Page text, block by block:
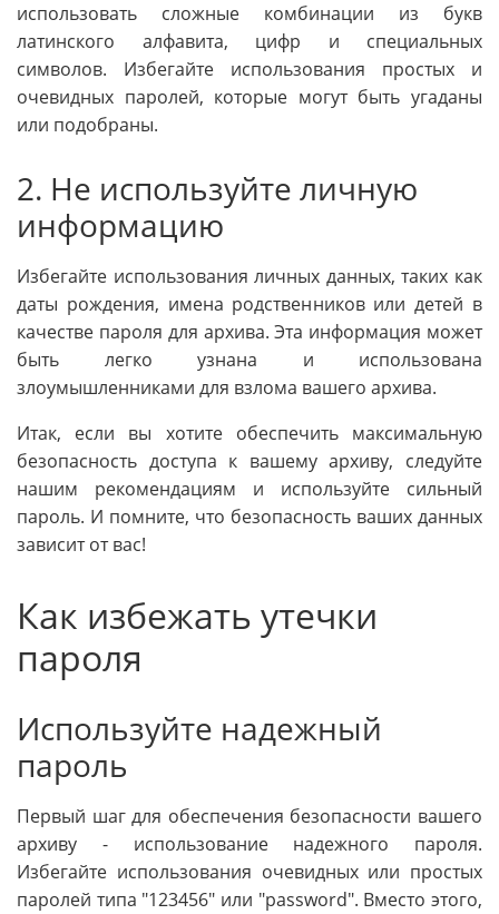
использовать сложные комбинации из букв
латинского алфавита, цифр и специальных
символов. Избегайте использования простых и
очевидных паролей, которые могут быть угаданы
или подобраны.
2. Не используйте личную
информацию
Избегайте использования личных данных, таких как
даты рождения, имена родственников или детей в
качестве пароля для архива. Эта информация может
быть легко узнана и использована
злоумышленниками для взлома вашего архива.
Итак, если вы хотите обеспечить максимальную
безопасность доступа к вашему архиву, следуйте
нашим рекомендациям и используйте сильный
пароль. И помните, что безопасность ваших данных
зависит от вас!
Как избежать утечки
пароля
Используйте надежный
пароль
Первый шаг для обеспечения безопасности вашего
архиву - использование надежного пароля.
Избегайте использования очевидных или простых
паролей типа "123456" или "password". Вместо этого,